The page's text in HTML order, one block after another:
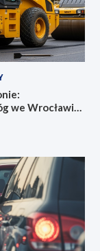
we Wrocławiu